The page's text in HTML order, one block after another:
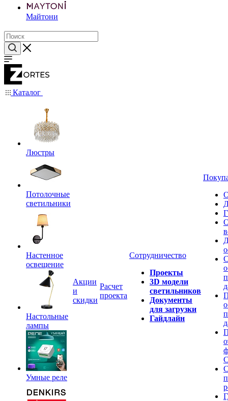
Майтони
Каталог
Люстры
Потолочные
светильники
Настенное
освещение
Настольные
лампы
Умные реле
Акции
и
скидки
Расчет
проекта
Сотрудничество
Проекты
3D модели
светильников
Документы
для загрузки
Гайдлайн